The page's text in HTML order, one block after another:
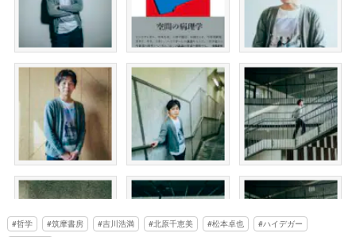
哲学 筑摩書房 吉川浩満 北原千恵美 松本卓也
ハイデガー